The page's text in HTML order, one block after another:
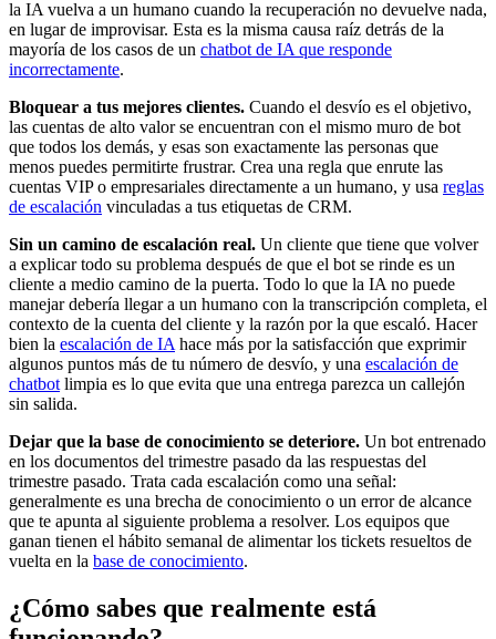
la IA vuelva a un humano cuando la recuperación no devuelve nada,
en lugar de improvisar. Esta es la misma causa raíz detrás de la
mayoría de los casos de un chatbot de IA que responde
incorrectamente.
Bloquear a tus mejores clientes. Cuando el desvío es el objetivo,
las cuentas de alto valor se encuentran con el mismo muro de bot
que todos los demás, y esas son exactamente las personas que
menos puedes permitirte frustrar. Crea una regla que enrute las
cuentas VIP o empresariales directamente a un humano, y usa reglas
de escalación vinculadas a tus etiquetas de CRM.
Sin un camino de escalación real. Un cliente que tiene que volver
a explicar todo su problema después de que el bot se rinde es un
cliente a medio camino de la puerta. Todo lo que la IA no puede
manejar debería llegar a un humano con la transcripción completa, el
contexto de la cuenta del cliente y la razón por la que escaló. Hacer
bien la escalación de IA hace más por la satisfacción que exprimir
algunos puntos más de tu número de desvío, y una escalación de
chatbot limpia es lo que evita que una entrega parezca un callejón
sin salida.
Dejar que la base de conocimiento se deteriore. Un bot entrenado
en los documentos del trimestre pasado da las respuestas del
trimestre pasado. Trata cada escalación como una señal:
generalmente es una brecha de conocimiento o un error de alcance
que te apunta al siguiente problema a resolver. Los equipos que
ganan tienen el hábito semanal de alimentar los tickets resueltos de
vuelta en la base de conocimiento.
¿Cómo sabes que realmente está